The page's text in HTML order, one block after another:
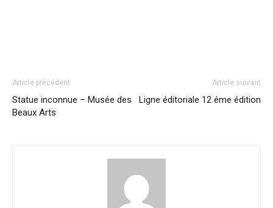
Article précédent
Statue inconnue – Musée des
Beaux Arts
Article suivant
Ligne éditoriale 12 éme édition